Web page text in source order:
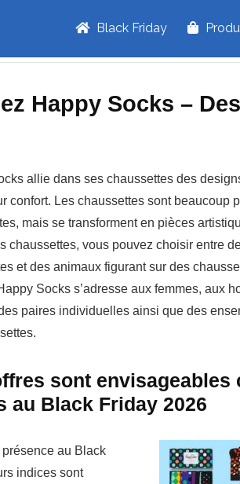
Black Friday
Happy Socks –
allie dans ses chaussettes des
confort. Les chaussettes sont beaucoup
mais se transforment en pièces
chaussettes, vous pouvez choisir entre
et des animaux figurant sur des
Socks s’adresse aux femmes, aux
paires individuelles ainsi que des
sont envisageables
au Black Friday 2026
au Black
indices sont